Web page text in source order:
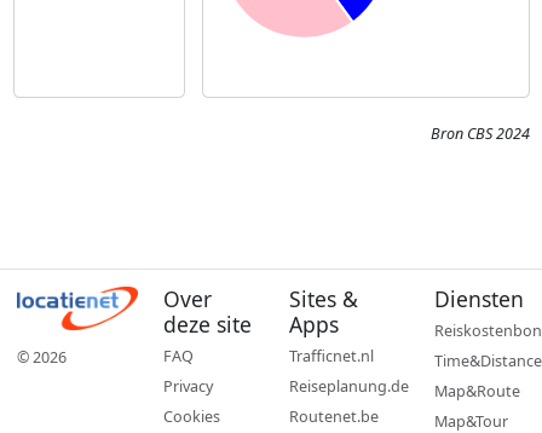
Bron CBS 2024
© 2026
Over
deze site
FAQ
Privacy
Cookies
Sites &
Apps
Trafficnet.nl
Reiseplanung.de
Routenet.be
Diensten
Reiskostenbon
Time&Distance
Map&Route
Map&Tour